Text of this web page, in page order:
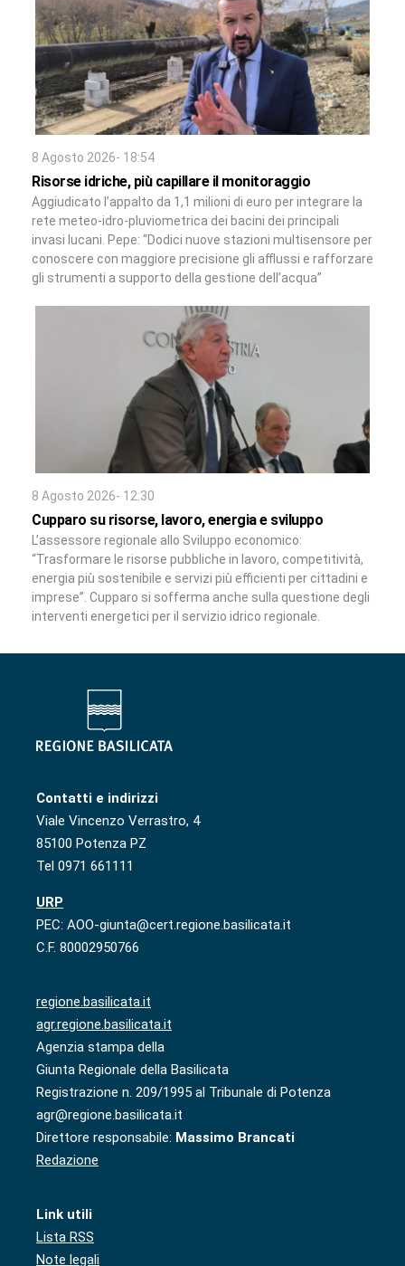
8 Agosto 2026- 18:54
Risorse idriche, più capillare il monitoraggio
Aggiudicato l’appalto da 1,1 milioni di euro per integrare la
rete meteo-idro-pluviometrica dei bacini dei principali
invasi lucani. Pepe: “Dodici nuove stazioni multisensore per
conoscere con maggiore precisione gli afflussi e rafforzare
gli strumenti a supporto della gestione dell’acqua”
8 Agosto 2026- 12:30
Cupparo su risorse, lavoro, energia e sviluppo
L’assessore regionale allo Sviluppo economico:
“Trasformare le risorse pubbliche in lavoro, competitività,
energia più sostenibile e servizi più efficienti per cittadini e
imprese”. Cupparo si sofferma anche sulla questione degli
interventi energetici per il servizio idrico regionale.
Contatti e indirizzi
Viale Vincenzo Verrastro, 4
85100 Potenza PZ
Tel 0971 661111
URP
PEC: AOO-giunta@cert.regione.basilicata.it
C.F. 80002950766
regione.basilicata.it
agr.regione.basilicata.it
Agenzia stampa della
Giunta Regionale della Basilicata
Registrazione n. 209/1995 al Tribunale di Potenza
agr@regione.basilicata.it
Direttore responsabile: Massimo Brancati
Redazione
Link utili
Lista RSS
Note legali